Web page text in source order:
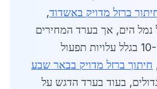
ברזל מדויק באשדוד,
נמל הים, אך בערד המחירים
נמוכים יותר ב-10-15% בגלל עלויות תפעול
חיתוך ברזל מדויק בבאר שבע
בעוד בערד הדגש על